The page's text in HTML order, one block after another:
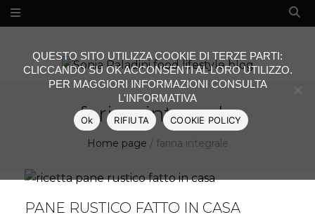
farina integrale
Home page / farina integrale
PANE RUSTICO FATTO IN CASA
QUESTO SITO UTILIZZA COOKIE DI TERZE PARTI:
CLICCANDO SU OK ACCONSENTI AL LORO UTILIZZO.
PER MAGGIORI INFORMAZIONI CONSULTA
L'INFORMATIVA
Ok RIFIUTA COOKIE POLICY